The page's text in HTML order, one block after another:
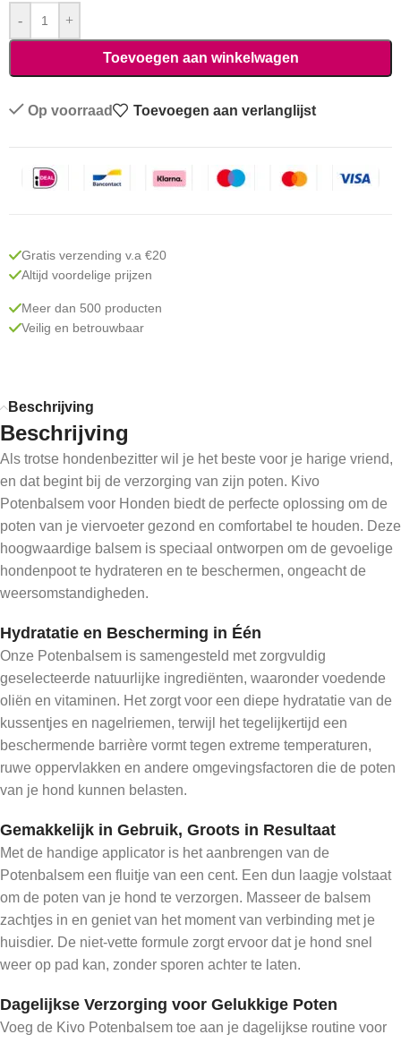
- +
Toevoegen aan winkelwagen
Op voorraad Toevoegen aan verlanglijst
Gratis verzending v.a €20
Altijd voordelige prijzen
Meer dan 500 producten
Veilig en betrouwbaar
Beschrijving
Beschrijving
Als trotse hondenbezitter wil je het beste voor je harige vriend,
en dat begint bij de verzorging van zijn poten. Kivo
Potenbalsem voor Honden biedt de perfecte oplossing om de
poten van je viervoeter gezond en comfortabel te houden. Deze
hoogwaardige balsem is speciaal ontworpen om de gevoelige
hondenpoot te hydrateren en te beschermen, ongeacht de
weersomstandigheden.
Hydratatie en Bescherming in Één
Onze Potenbalsem is samengesteld met zorgvuldig
geselecteerde natuurlijke ingrediënten, waaronder voedende
oliën en vitaminen. Het zorgt voor een diepe hydratatie van de
kussentjes en nagelriemen, terwijl het tegelijkertijd een
beschermende barrière vormt tegen extreme temperaturen,
ruwe oppervlakken en andere omgevingsfactoren die de poten
van je hond kunnen belasten.
Gemakkelijk in Gebruik, Groots in Resultaat
Met de handige applicator is het aanbrengen van de
Potenbalsem een fluitje van een cent. Een dun laagje volstaat
om de poten van je hond te verzorgen. Masseer de balsem
zachtjes in en geniet van het moment van verbinding met je
huisdier. De niet-vette formule zorgt ervoor dat je hond snel
weer op pad kan, zonder sporen achter te laten.
Dagelijkse Verzorging voor Gelukkige Poten
Voeg de Kivo Potenbalsem toe aan je dagelijkse routine voor